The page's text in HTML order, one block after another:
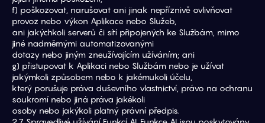
f) poškozovat, narušovat ani jinak nepříznivě ovlivňovat
provoz nebo výkon Aplikace nebo Služeb,
ani jakýchkoli serverů či sítí připojených ke Službám, mimo
jiné nadměrnými automatizovanými
dotazy nebo jiným zneužívajícím užíváním; ani
g) přistupovat k Aplikaci nebo Službám nebo je užívat
jakýmkoli způsobem nebo k jakémukoli účelu,
který porušuje práva duševního vlastnictví, právo na ochranu
soukromí nebo jiná práva jakékoli
osoby nebo jakýkoli platný právní předpis.